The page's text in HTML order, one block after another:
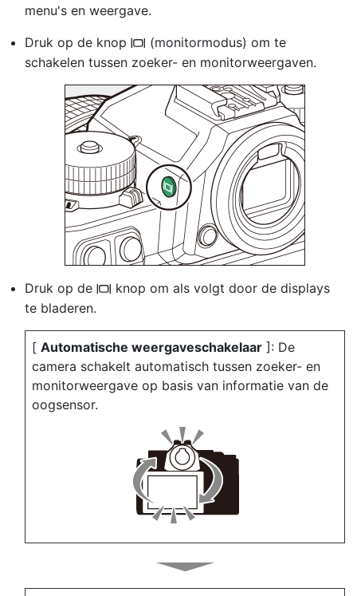
menu's en weergave.
Druk op de knop M (monitormodus) om te
schakelen tussen zoeker- en monitorweergaven.
Druk op de M knop om als volgt door de displays
te bladeren.
[ Automatische weergaveschakelaar ]: De
camera schakelt automatisch tussen zoeker- en
monitorweergave op basis van informatie van de
oogsensor.